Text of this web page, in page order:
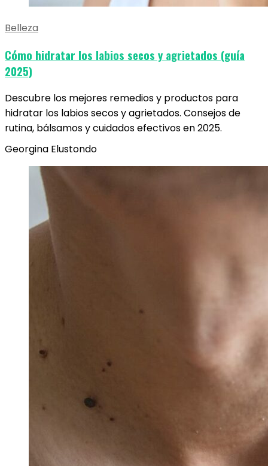
Belleza
Cómo hidratar los labios secos y agrietados (guía
2025)
Descubre los mejores remedios y productos para
hidratar los labios secos y agrietados. Consejos de
rutina, bálsamos y cuidados efectivos en 2025.
Georgina Elustondo